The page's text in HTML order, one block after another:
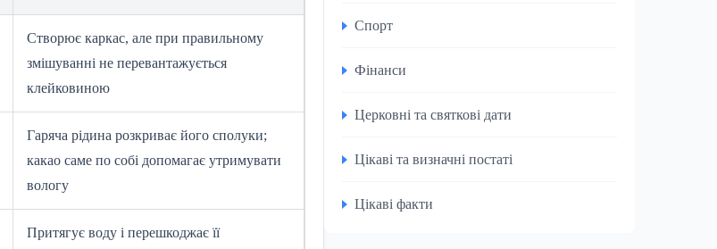
Створює каркас, але при правильному
змішуванні не перевантажується
клейковиною
Гаряча рідина розкриває його сполуки;
какао саме по собі допомагає утримувати
вологу
Притягує воду і перешкоджає її
Спорт
Фінанси
Церковні та святкові дати
Цікаві та визначні постаті
Цікаві факти